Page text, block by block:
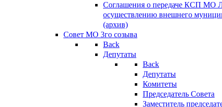
Соглашения о передаче КСП МО
осуществлению внешнего
(архив)
Совет МО 3го созыва
Back
Депутаты
Back
Депутаты
Комитеты
Председатель Совета
Заместитель